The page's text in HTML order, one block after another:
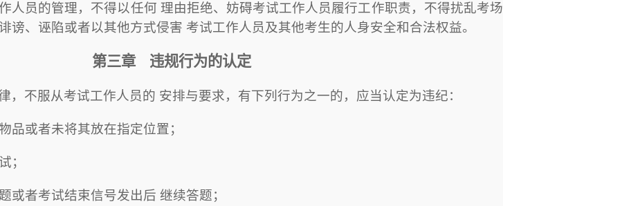
人员的管理，不得以任何 理由拒绝、妨碍考试工作人员履行工作职责，不得扰乱考场
谤、诬陷或者以其他方式侵害 考试工作人员及其他考生的人身安全和合法权益。
第三章 违规行为的认定
，不服从考试工作人员的 安排与要求，有下列行为之一的，应当认定为违纪：
品或者未将其放在指定位置；
；
或者考试结束信号发出后 继续答题；